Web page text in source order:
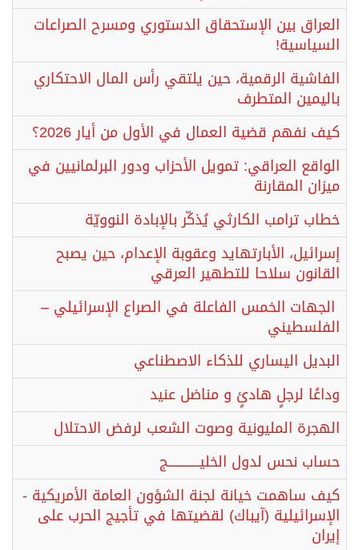
العراق بين الإستحقاق الدستوري ومسرح الصراعات
السياسية!
الفاشية الرقمية، حين يلتقي رأس المال الاحتكاري
باليمين المتطرف
كيف نفهم قضية العمال في الأول من أيار 2026؟
الواقع العراقي: تمويل الأحزاب ودور البرلمانيين في
ميزان المقارنة
خطاب ترامب الكارثي يُذكّر بالإبادة النوويّة
إسرائيل، الأبارتهايد وعقوبة الإعدام، حين يصبح
القانون سلاحا للتطهير العرقي
الجهات الخمس الفاعلة في الصراع الإسرائيلي –
الفلسطيني
البديل اليساري للذكاء الاصطناعي
وداعًا لرجلٍ هادئٍ و مناضل عنيد
الهجرة المليونية وصوت الشعب لرفض الاحتلال
حساب نحس لدول الخليـــــــــــــج
كيف ساهمت خيانة لجنة الشؤون العامة الأمريكية -
الإسرائيلية (آيباك) لقضيتها في تأجيج الحرب على
إيران